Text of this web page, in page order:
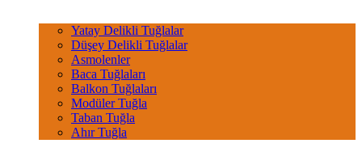
Yatay Delikli Tuğlalar
Düşey Delikli Tuğlalar
Asmolenler
Baca Tuğlaları
Balkon Tuğlaları
Modüler Tuğla
Taban Tuğla
Ahır Tuğla